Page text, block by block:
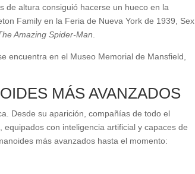
de altura consiguió hacerse un hueco en la
Family en la Feria de Nueva York de 1939, Sex
Amazing Spider-Man
encuentra en el Museo Memorial de Mansfield,
MÁS AVANZADOS
Desde su aparición, compañías de todo el
con inteligencia artificial y capaces de
más avanzados hasta el momento: